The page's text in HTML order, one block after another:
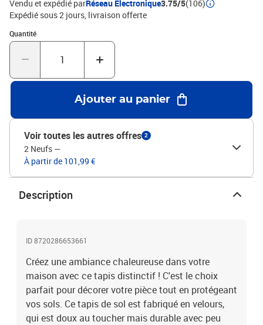
polyesterSurface : velours souple à impression
numériqueDimensions : 190 x 300 cm (L x l)Poids total : 1000
g/m²Hauteur des poils : 4 mmSupport PVC antidérapantLavable
en machine à 30 degrésSéchoir : non adaptéAntibactérienAbsorbe
le bruit
Vendu et expédié parRéseau Electronique3.75/5(106)
Expédié sous 2 jours livraison offerte
Quantité
Quantité : 1
Ajouter au panier
Voir toutes les autres offres 2
2 Neufs —
À partir de 101,99 €
Description
ID 8720286653661
Créez une ambiance chaleureuse dans votre
maison avec ce tapis distinctif ! C'est le choix
parfait pour décorer votre pièce tout en protégeant
vos sols. Ce tapis de sol est fabriqué en velours,
qui est doux au toucher mais durable avec peu